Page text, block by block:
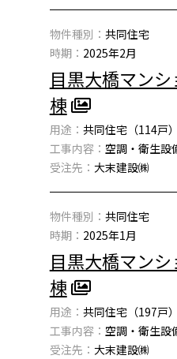
物件種別： 共同住宅
時期： 2025年2月
目黒大橋マン
棟
用途： 共同住宅（114戸）
工事内容： 空調・衛生設
受注先： 大末建設㈱
物件種別： 共同住宅
時期： 2025年1月
目黒大橋マン
棟
用途： 共同住宅（197戸）
工事内容： 空調・衛生設
受注先： 大末建設㈱